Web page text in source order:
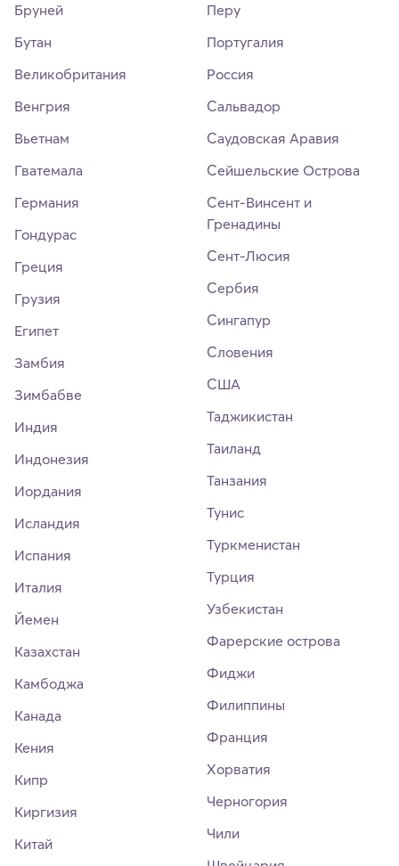
Бруней
Бутан
Великобритания
Венгрия
Вьетнам
Гватемала
Германия
Гондурас
Греция
Грузия
Египет
Замбия
Зимбабве
Индия
Индонезия
Иордания
Исландия
Испания
Италия
Йемен
Казахстан
Камбоджа
Канада
Кения
Кипр
Киргизия
Китай
Перу
Португалия
Россия
Сальвадор
Саудовская Аравия
Сейшельские Острова
Сент-Винсент и
Гренадины
Сент-Люсия
Сербия
Сингапур
Словения
США
Таджикистан
Таиланд
Танзания
Тунис
Туркменистан
Турция
Узбекистан
Фарерские острова
Фиджи
Филиппины
Франция
Хорватия
Черногория
Чили